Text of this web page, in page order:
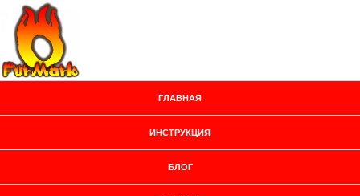
ГЛАВНАЯ
ИНСТРУКЦИЯ
БЛОГ